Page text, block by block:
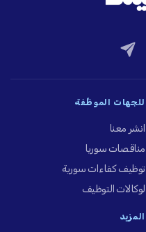
للجهات الموظِّفة
انشر معنا
مناقصات سوريا
توظيف كفاءات سورية
لوكالات التوظيف
المزيد